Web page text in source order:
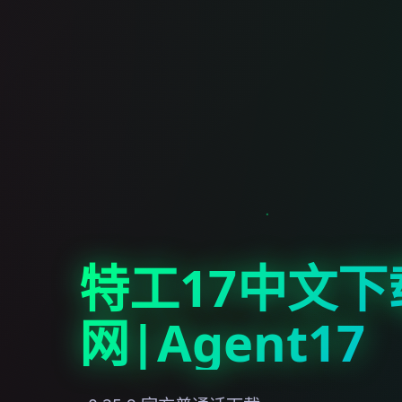
特工17中文
网|Agent17